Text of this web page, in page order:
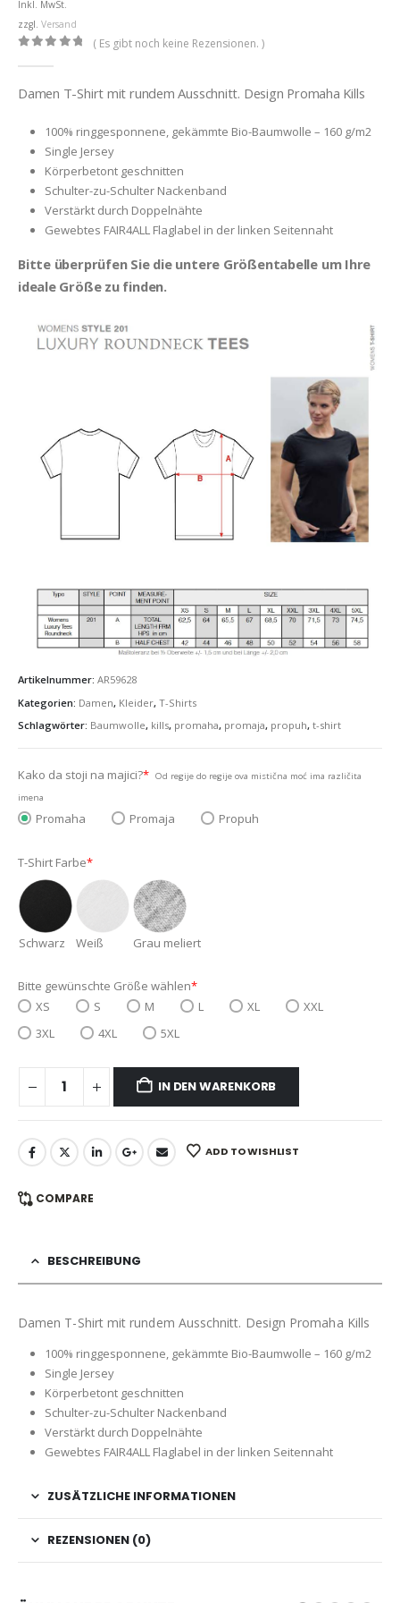
Inkl. MwSt.
zzgl. Versand
( Es gibt noch keine Rezensionen. )
Damen T-Shirt mit rundem Ausschnitt. Design Promaha Kills
100% ringgesponnene, gekämmte Bio-Baumwolle – 160 g/m2
Single Jersey
Körperbetont geschnitten
Schulter-zu-Schulter Nackenband
Verstärkt durch Doppelnähte
Gewebtes FAIR4ALL Flaglabel in der linken Seitennaht
Bitte überprüfen Sie die untere Größentabelle um Ihre
ideale Größe zu finden.
Artikelnummer: AR59628
Kategorien: Damen, Kleider, T-Shirts
Schlagwörter: Baumwolle, kills, promaha, promaja, propuh, t-shirt
Kako da stoji na majici?* Od regije do regije ova mistična moć ima različita
imena
Promaha Promaja Propuh
T-Shirt Farbe*
Schwarz Weiß Grau meliert
Bitte gewünschte Größe wählen*
XS
S M L XL
XXL
3XL
4XL 5XL
IN DEN WARENKORB
ADD TO WISHLIST
COMPARE
BESCHREIBUNG
Damen T-Shirt mit rundem Ausschnitt. Design Promaha Kills
100% ringgesponnene, gekämmte Bio-Baumwolle – 160 g/m2
Single Jersey
Körperbetont geschnitten
Schulter-zu-Schulter Nackenband
Verstärkt durch Doppelnähte
Gewebtes FAIR4ALL Flaglabel in der linken Seitennaht
ZUSÄTZLICHE INFORMATIONEN
REZENSIONEN (0)